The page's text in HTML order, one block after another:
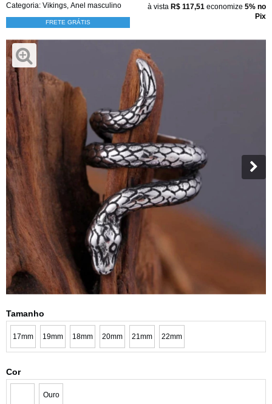
Categoria: Vikings Anel masculino
FRETE GRÁTIS
à vista R$ 117,51 economize 5% no
Pix
Tamanho
17mm 19mm 18mm 20mm 21mm 22mm
Cor
Ouro